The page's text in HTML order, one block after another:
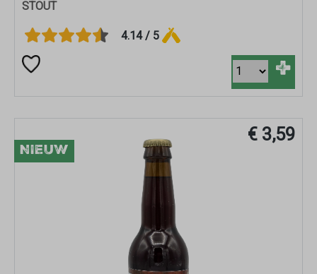
STOUT
4.14 / 5
+
NIEUW
€ 3,59